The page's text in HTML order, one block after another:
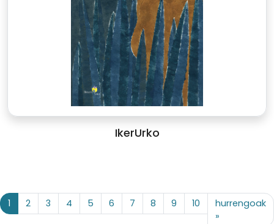
IkerUrko
1 2 3 4 5 6 7 8 9 10
hurrengoak
»